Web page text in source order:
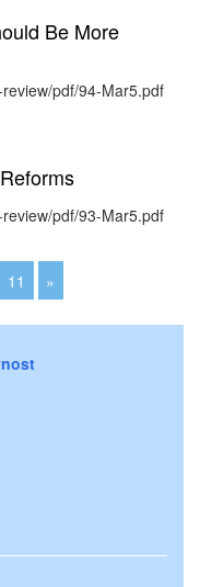
Be More
pdf/94-Mar5.pdf
pdf/93-Mar5.pdf
11 »